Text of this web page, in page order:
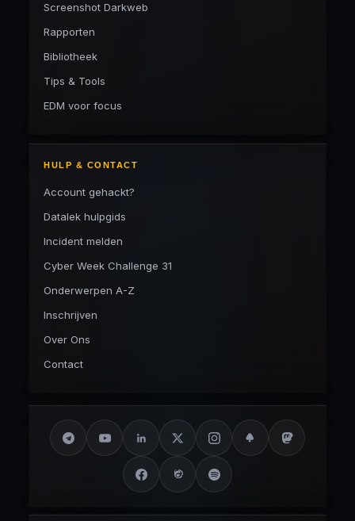
Screenshot Darkweb
Rapporten
Bibliotheek
Tips & Tools
EDM voor focus
HULP & CONTACT
Account gehackt?
Datalek hulpgids
Incident melden
Cyber Week Challenge 31
Onderwerpen A-Z
Inschrijven
Over Ons
Contact